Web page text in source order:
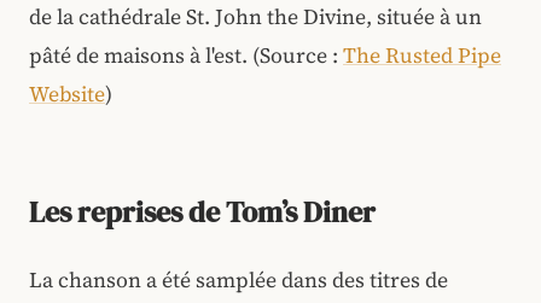
de la cathédrale St. John the Divine, située à un
pâté de maisons à l'est. (Source : The Rusted Pipe
Website)
Les reprises de Tom’s Diner
La chanson a été samplée dans des titres de